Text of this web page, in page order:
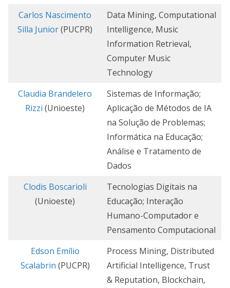
Carlos Nascimento
Silla Junior(PUCPR)
Data Mining, Computational
Intelligence, Music
Information Retrieval,
Computer Music
Technology
Claudia Brandelero
Rizzi (Unioeste)
Sistemas de Informação;
Aplicação de Métodos de IA
na Solução de Problemas;
Informática na Educação;
Análise e Tratamento de
Dados
Clodis Boscarioli
(Unioeste)
Tecnologias Digitais na
Educação; Interação
Humano-Computador e
Pensamento Computacional
Edson Emílio
Scalabrin (PUCPR)
Process Mining, Distributed
Artificial Intelligence, Trust
& Reputation, Blockchain,